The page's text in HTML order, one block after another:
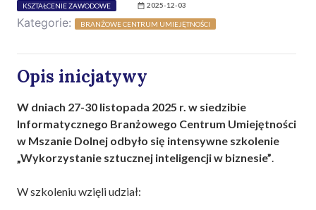
KSZTAŁCENIE ZAWODOWE 2025-12-03
Kategorie: BRANŻOWE CENTRUM UMIEJĘTNOŚCI
Opis inicjatywy
W dniach 27-30 listopada 2025 r. w siedzibie
Informatycznego Branżowego Centrum Umiejętności
w Mszanie Dolnej odbyło się intensywne szkolenie
„Wykorzystanie sztucznej inteligencji w biznesie”
W szkoleniu wzięli udział: